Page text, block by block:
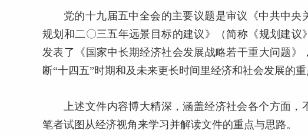
党的十九届五中全会的主要议题是审议《中共中
规划和二〇三五年远景目标的建议》（简称《规划建
发表了《国家中长期经济社会发展战略若干重大问题》
断“十四五”时期和及未来更长时间里经济和社会发展的重
上述文件内容博大精深，涵盖经济社会各个方面，
笔者试图从经济视角来学习并解读文件的重点与思路。